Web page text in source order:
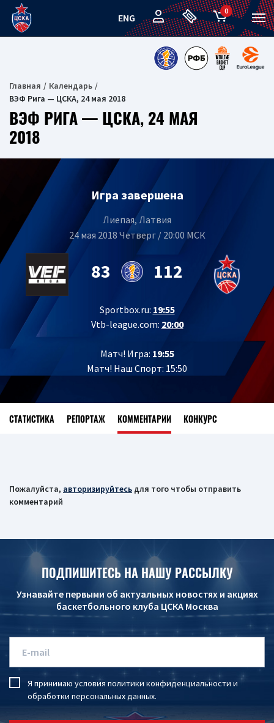
ENG
0
Главная
Календарь
ВЭФ Рига — ЦСКА, 24 мая 2018
ВЭФ РИГА — ЦСКА, 24 МАЯ
2018
Игра завершена
Лиепая, Латвия
24 мая 2018 Четверг / 20:00 МСК
83 112
Sportbox.ru: 19:55
Vtb-league.com: 20:00
Матч! Игра: 19:55
Матч! Наш Спорт: 15:50
СТАТИСТИКА РЕПОРТАЖ КОММЕНТАРИИ КОНКУРС
Пожалуйста, авторизируйтесь для того чтобы отправить
комментарий
ПОДПИШИТЕСЬ НА НАШУ РАССЫЛКУ
Узнавайте первыми об актуальных новостях и акциях
баскетбольного клуба ЦСКА Москва
Я принимаю условия политики конфиденциальности и
обработки персональных данных.